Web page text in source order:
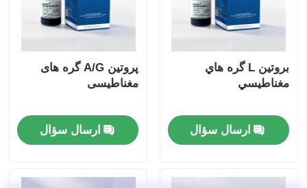
بروتين L گره هاي
مغناطيسي
ارسال سؤال
پروتین A/G گره های
مغناطیسی
ارسال سؤال